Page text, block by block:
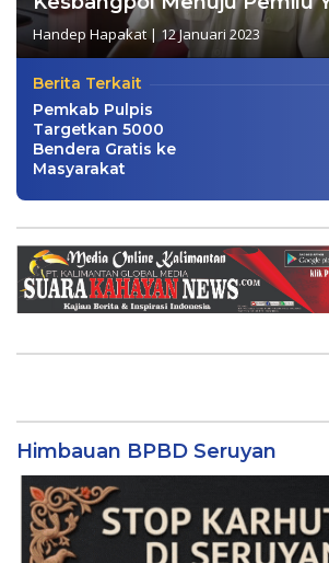
Handep Hapakat| 12 Januari 2023
Berita Terkait
Pemkab Pulpis
Targetkan 5000
Bendera Gratis ke
Masyarakat
Himbauan BPBD Seruyan